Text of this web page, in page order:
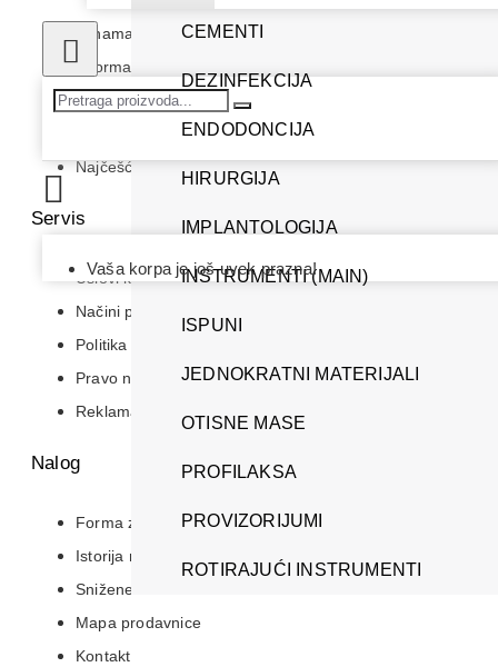
CEMENTI
DEZINFEKCIJA
ENDODONCIJA
HIRURGIJA
IMPLANTOLOGIJA
INSTRUMENTI (MAIN)
ISPUNI
JEDNOKRATNI MATERIJALI
OTISNE MASE
PROFILAKSA
PROVIZORIJUMI
ROTIRAJUĆI INSTRUMENTI
Vaša korpa je još uvek prazna!
O nama
Informacije o dostavi
Uputstvo za registraciju
Najčešća pitanja
Servis
Uslovi korišćenja i prodaje
Načini plaćanja
Politika privatnosti
Pravo na odustajanje
Reklamacije
Nalog
Forma za reklamaciju
Istorija narudžbina
Snižene cene
Mapa prodavnice
Kontakt